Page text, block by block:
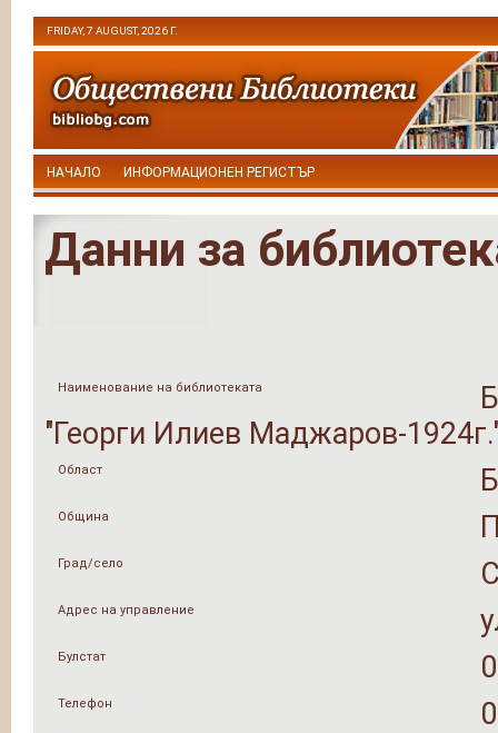
FRIDAY, 7 AUGUST, 2026 Г.
НАЧАЛО ИНФОРМАЦИОНЕН РЕГИСТЪР
Данни за
Наименование на библиотеката
"Георги Илиев Маджаров-
Област
Община
Град/село
Адрес на управление
Булстат
Телефон